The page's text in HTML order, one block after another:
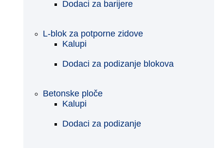
Dodaci za barijere
L-blok za potporne zidove
Kalupi
Dodaci za podizanje blokova
Betonske ploče
Kalupi
Dodaci za podizanje